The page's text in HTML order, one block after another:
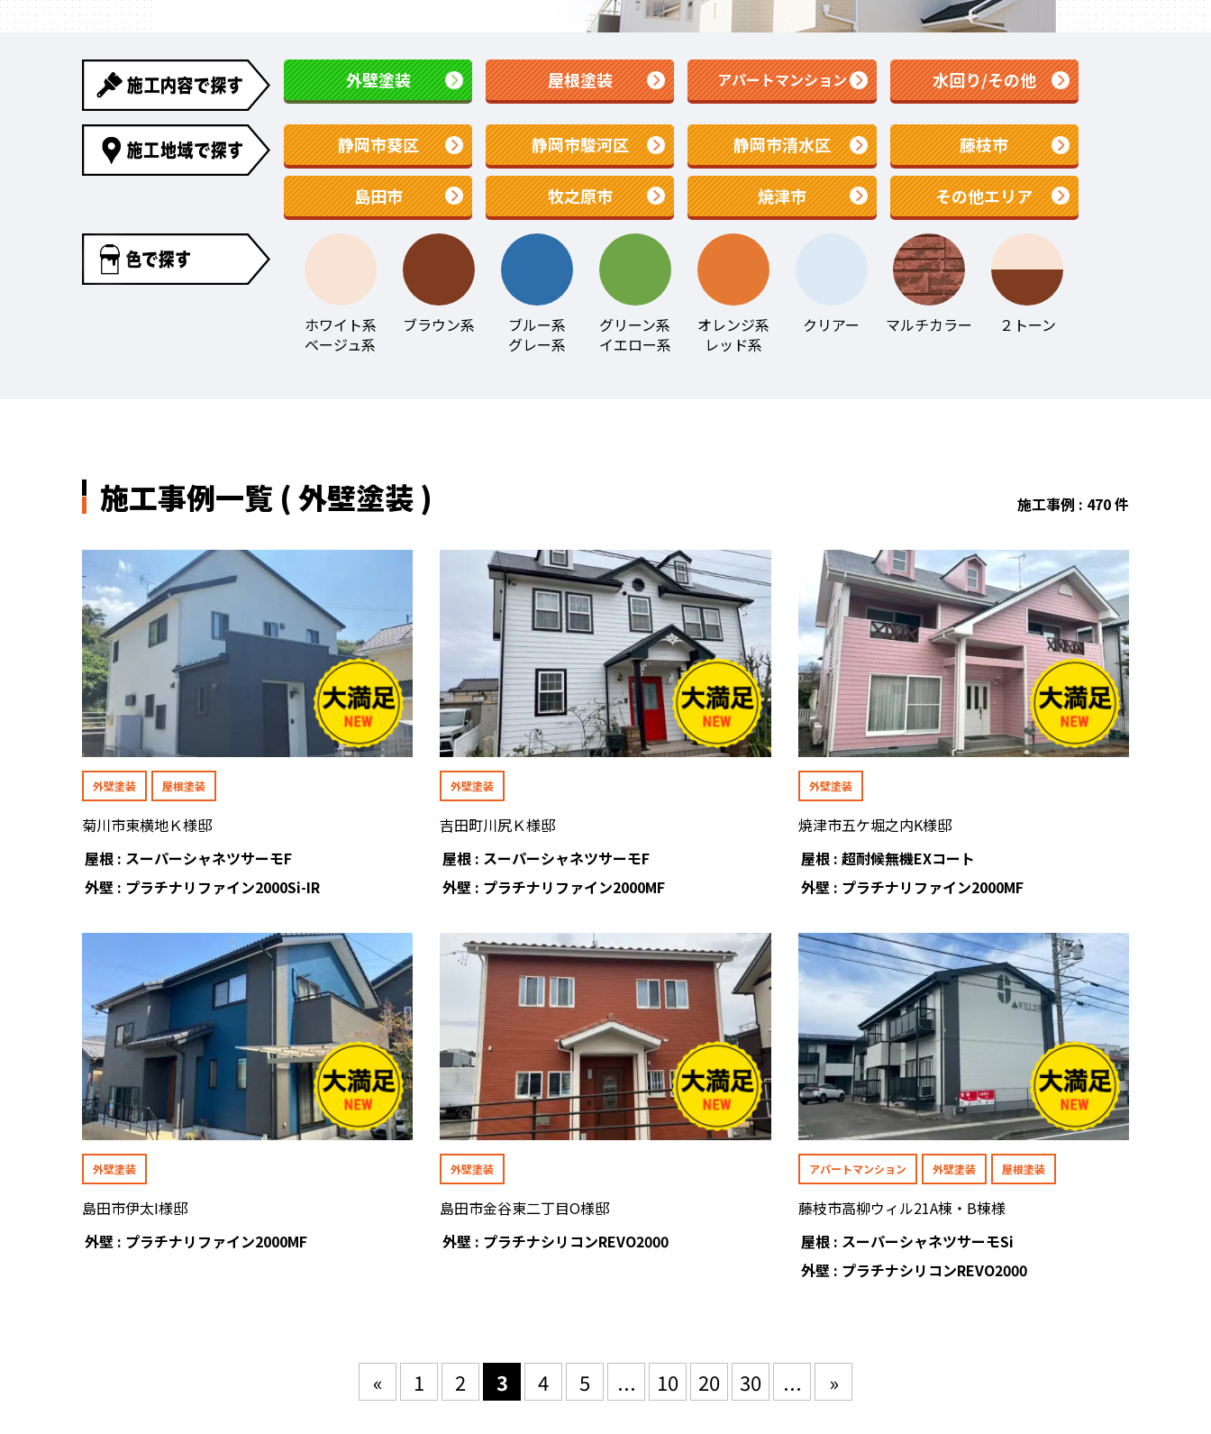
外壁塗装 屋根塗装 アパートマンション 水回り/その他
静岡市葵区 静岡市駿河区 静岡市清水区 藤枝市
島田市 牧之原市 焼津市 その他エリア
ホワイト系
ベージュ系
ブラウン系
ブルー系
グレー系
グリーン系
イエロー系
オレンジ系
レッド系
クリアー マルチカラー ２トーン
施工事例一覧 ( 外壁塗装 ) 施工事例 : 470 件
外壁塗装 屋根塗装
菊川市東横地Ｋ様邸
屋根 : スーパーシャネツサーモF
外壁 : プラチナリファイン2000Si-IR
外壁塗装
吉田町川尻Ｋ様邸
屋根 : スーパーシャネツサーモF
外壁 : プラチナリファイン2000MF
外壁塗装
焼津市五ケ堀之内K様邸
屋根 : 超耐候無機EXコート
外壁 : プラチナリファイン2000MF
外壁塗装
島田市伊太I様邸
外壁 : プラチナリファイン2000MF
外壁塗装
島田市金谷東二丁目O様邸
外壁 : プラチナシリコンREVO2000
アパートマンション 外壁塗装 屋根塗装
藤枝市高柳ウィル21A棟・B棟様
屋根 : スーパーシャネツサーモSi
外壁 : プラチナシリコンREVO2000
« 1 2 3 4 5 ... 10 20 30 ... »